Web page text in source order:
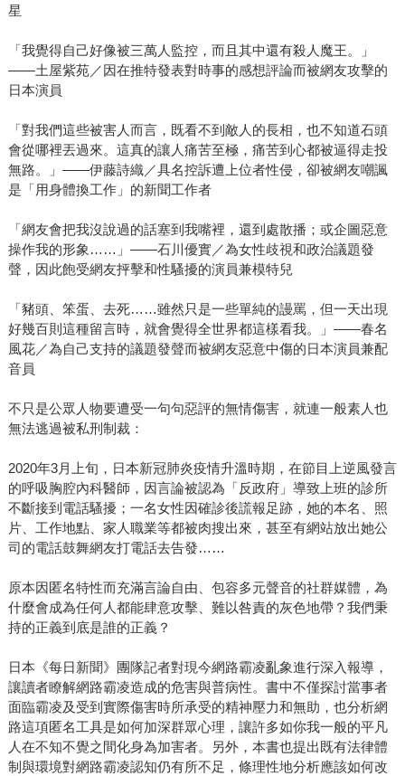
星
「我覺得自己好像被三萬人監控，而且其中還有殺人魔王。」
——土屋紫苑／因在推特發表對時事的感想評論而被網友攻擊的
日本演員
「對我們這些被害人而言，既看不到敵人的長相，也不知道石頭
會從哪裡丟過來。這真的讓人痛苦至極，痛苦到心都被逼得走投
無路。」——伊藤詩織／具名控訴遭上位者性侵，卻被網友嘲諷
是「用身體換工作」的新聞工作者
「網友會把我沒說過的話塞到我嘴裡，還到處散播；或企圖惡意
操作我的形象……」——石川優實／為女性歧視和政治議題發
聲，因此飽受網友抨擊和性騷擾的演員兼模特兒
「豬頭、笨蛋、去死……雖然只是一些單純的謾罵，但一天出現
好幾百則這種留言時，就會覺得全世界都這樣看我。」——春名
風花／為自己支持的議題發聲而被網友惡意中傷的日本演員兼配
音員
不只是公眾人物要遭受一句句惡評的無情傷害，就連一般素人也
無法逃過被私刑制裁：
2020年3月上旬，日本新冠肺炎疫情升溫時期，在節目上逆風發言
的呼吸胸腔內科醫師，因言論被認為「反政府」導致上班的診所
不斷接到電話騷擾；一名女性因確診後謊報足跡，她的本名、照
片、工作地點、家人職業等都被肉搜出來，甚至有網站放出她公
司的電話鼓舞網友打電話去告發……
原本因匿名特性而充滿言論自由、包容多元聲音的社群媒體，為
什麼會成為任何人都能肆意攻擊、難以咎責的灰色地帶？我們秉
持的正義到底是誰的正義？
日本《每日新聞》團隊記者對現今網路霸凌亂象進行深入報導，
讓讀者瞭解網路霸凌造成的危害與普病性。書中不僅探討當事者
面臨霸凌及受到實際傷害時所承受的精神壓力和無助，也分析網
路這項匿名工具是如何加深群眾心理，讓許多如你我一般的平凡
人在不知不覺之間化身為加害者。另外，本書也提出既有法律體
制與環境對網路霸凌認知仍有所不足，條理性地分析應該如何改